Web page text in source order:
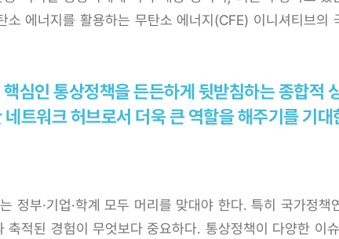
소 에너지를 활용하는 무탄소 에너지(CFE) 이니셔티브
심인 통상정책을 든든하게 뒷받침하는 종합적
네트워크 허브로서 더욱 큰 역할을 해주기를 기대
정부·기업·학계 모두 머리를 맞대야 한다. 특히 국가정책
적된 경험이 무엇보다 중요하다. 통상정책이 다양한 이